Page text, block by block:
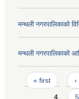
मन्थली नगरपालिकाको
मन्थली नगरपालिकाको
Pages
« first
4 5